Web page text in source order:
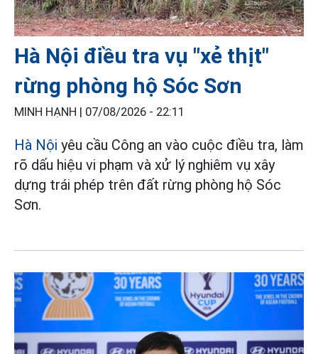
Hà Nội điều tra vụ "xẻ thịt"
rừng phòng hộ Sóc Sơn
MINH HẠNH | 07/08/2026 - 22:11
Hà Nội yêu cầu Công an vào cuộc điều tra, làm
rõ dấu hiệu vi phạm và xử lý nghiêm vụ xây
dựng trái phép trên đất rừng phòng hộ Sóc
Sơn.